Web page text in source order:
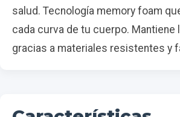
salud. Tecnología memory foam
cada curva de tu cuerpo. Mantiene
gracias a materiales resistentes y